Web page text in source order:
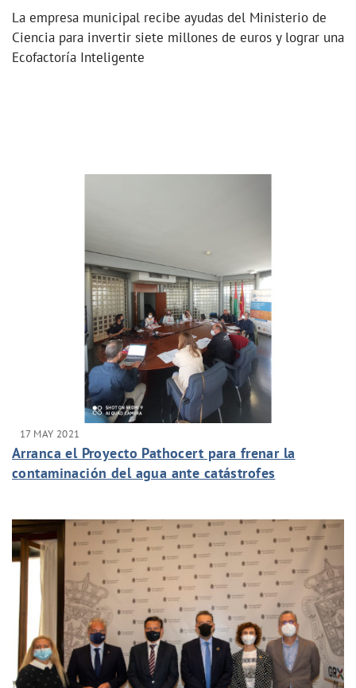
La empresa municipal recibe ayudas del Ministerio de
Ciencia para invertir siete millones de euros y lograr una
Ecofactoría Inteligente
17 MAY 2021
Arranca el Proyecto Pathocert para frenar la
contaminación del agua ante catástrofes